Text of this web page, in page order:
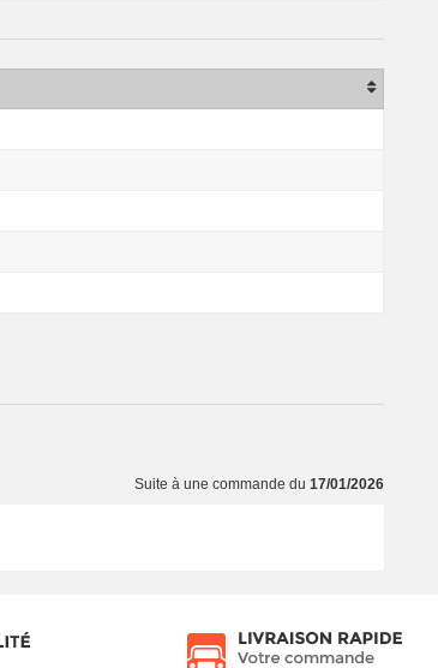
Suite à une commande du17/01/2026